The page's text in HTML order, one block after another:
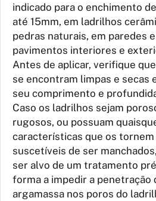
indicado para o enchimento
até 15mm, em ladrilhos
pedras naturais, em paredes e
pavimentos interiores e
Antes de aplicar, verifique
se encontram limpas e secas
seu comprimento e
Caso os ladrilhos sejam
rugosos, ou possuam
características que os tornem
suscetíveis de ser
ser alvo de um tratamento
forma a impedir a penetração
argamassa nos poros do